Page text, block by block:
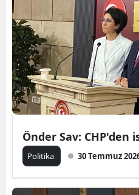
Önder Sav: CHP'den
Politika 30 Temmuz